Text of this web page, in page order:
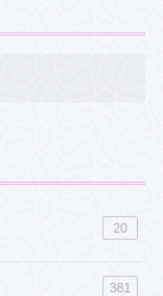
20
381